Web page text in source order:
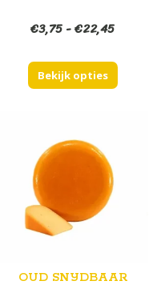
€3,75-€22,45
tot
Bekijk opties
OUD SNIJDBAAR